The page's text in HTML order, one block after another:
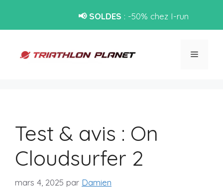
contenu
Menu
Test & avis : On
Cloudsurfer 2
mars 4, 2025 par Damien
📢 SOLDES : -50% chez I-run